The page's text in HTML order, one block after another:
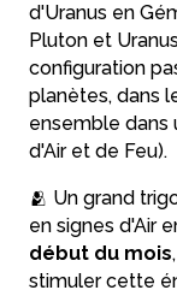
d'Uranus en
Pluton et
configuration
planètes, dans
ensemble dans
d'Air et de Feu).
🫂 Un grand
en signes d'Air
début du mois
stimuler cette